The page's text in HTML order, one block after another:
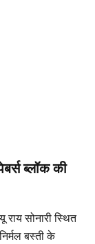
ब्लॉक की
राय सोनारी स्थित
बस्ती के